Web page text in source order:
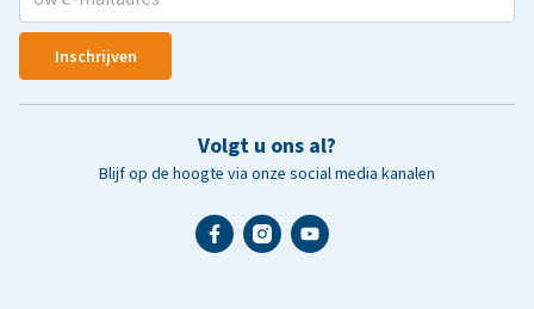
Inschrijven
Volgt u ons al?
Blijf op de hoogte via onze social media kanalen